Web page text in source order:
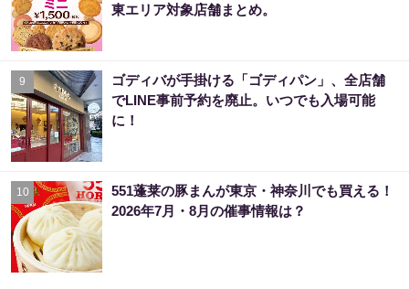
東エリア対象店舗まとめ。
9
ゴディバが手掛ける「ゴディパン」、全店舗
でLINE事前予約を廃止。いつでも入場可能
に！
10
551蓬莱の豚まんが東京・神奈川でも買える！
2026年7月・8月の催事情報は？